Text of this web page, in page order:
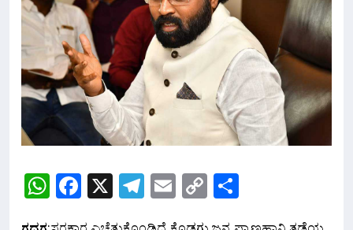
WhatsApp
Facebook
X Telegram
Email
Copy
Link